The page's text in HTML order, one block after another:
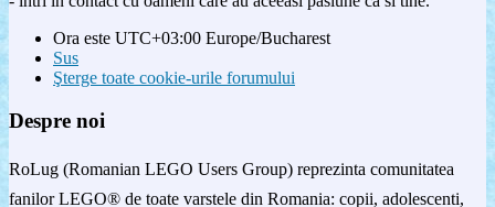
Ora este UTC+03:00 Europe/Bucharest
Sus
Şterge toate cookie-urile forumului
Despre noi
RoLug (Romanian LEGO Users Group) reprezinta comunitatea
fanilor LEGO® de toate varstele din Romania: copii, adolescenti,